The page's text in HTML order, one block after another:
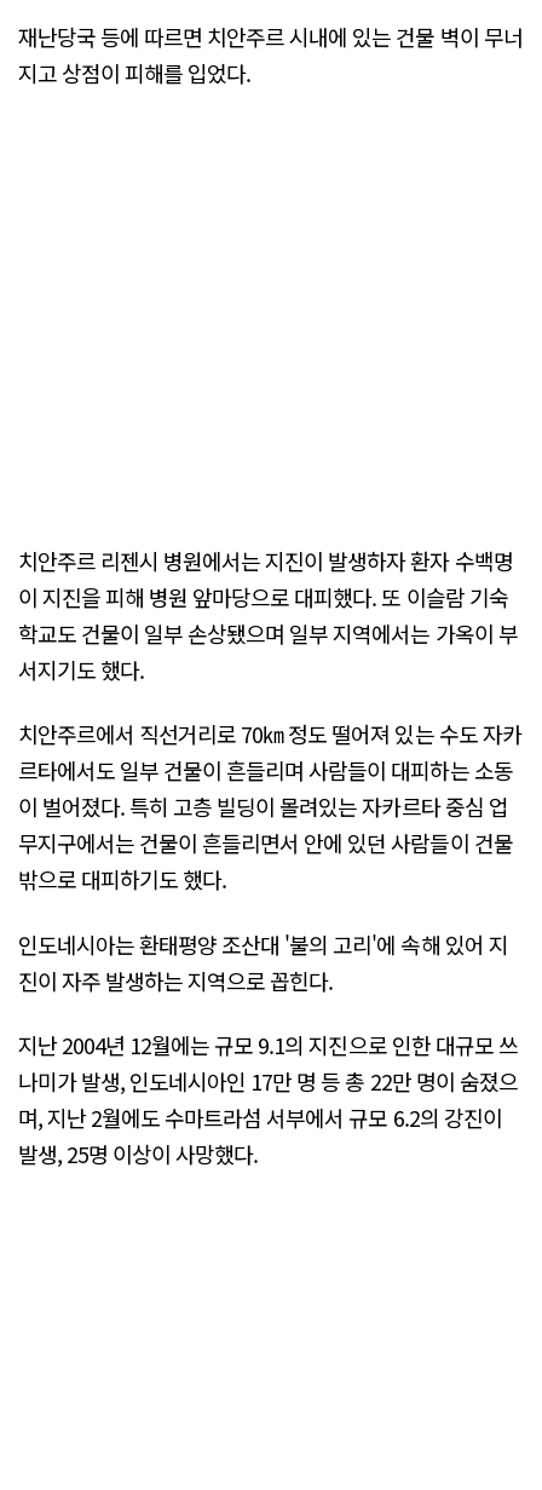
재난당국 등에 따르면 치안주르 시내에 있는 건물 벽이 무너
지고 상점이 피해를 입었다.
치안주르 리젠시 병원에서는 지진이 발생하자 환자 수백명
이 지진을 피해 병원 앞마당으로 대피했다. 또 이슬람 기숙
학교도 건물이 일부 손상됐으며 일부 지역에서는 가옥이 부
서지기도 했다.
치안주르에서 직선거리로 70㎞ 정도 떨어져 있는 수도 자카
르타에서도 일부 건물이 흔들리며 사람들이 대피하는 소동
이 벌어졌다. 특히 고층 빌딩이 몰려있는 자카르타 중심 업
무지구에서는 건물이 흔들리면서 안에 있던 사람들이 건물
밖으로 대피하기도 했다.
인도네시아는 환태평양 조산대 '불의 고리'에 속해 있어 지
진이 자주 발생하는 지역으로 꼽힌다.
지난 2004년 12월에는 규모 9.1의 지진으로 인한 대규모 쓰
나미가 발생, 인도네시아인 17만 명 등 총 22만 명이 숨졌으
며, 지난 2월에도 수마트라섬 서부에서 규모 6.2의 강진이
발생, 25명 이상이 사망했다.